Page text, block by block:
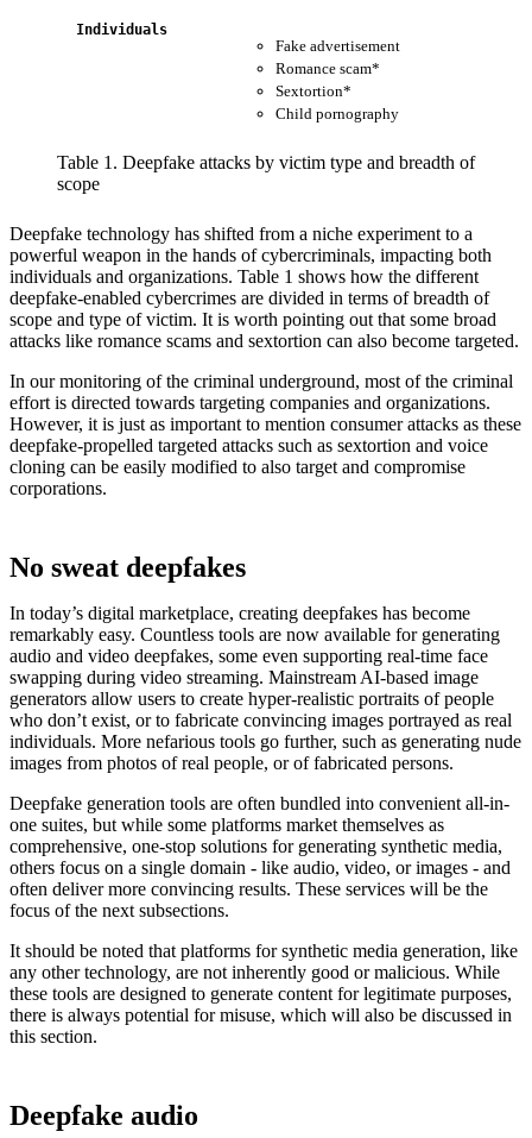
Individuals
Fake advertisement
Romance scam*
Sextortion*
Child pornography
Table 1. Deepfake attacks by victim type and breadth of
scope
Deepfake technology has shifted from a niche experiment to a
powerful weapon in the hands of cybercriminals, impacting both
individuals and organizations. Table 1 shows how the different
deepfake-enabled cybercrimes are divided in terms of breadth of
scope and type of victim. It is worth pointing out that some broad
attacks like romance scams and sextortion can also become targeted.
In our monitoring of the criminal underground, most of the criminal
effort is directed towards targeting companies and organizations.
However, it is just as important to mention consumer attacks as these
deepfake-propelled targeted attacks such as sextortion and voice
cloning can be easily modified to also target and compromise
corporations.
No sweat deepfakes
In today’s digital marketplace, creating deepfakes has become
remarkably easy. Countless tools are now available for generating
audio and video deepfakes, some even supporting real-time face
swapping during video streaming. Mainstream AI-based image
generators allow users to create hyper-realistic portraits of people
who don’t exist, or to fabricate convincing images portrayed as real
individuals. More nefarious tools go further, such as generating nude
images from photos of real people, or of fabricated persons.
Deepfake generation tools are often bundled into convenient all-in-
one suites, but while some platforms market themselves as
comprehensive, one-stop solutions for generating synthetic media,
others focus on a single domain - like audio, video, or images - and
often deliver more convincing results. These services will be the
focus of the next subsections.
It should be noted that platforms for synthetic media generation, like
any other technology, are not inherently good or malicious. While
these tools are designed to generate content for legitimate purposes,
there is always potential for misuse, which will also be discussed in
this section.
Deepfake audio